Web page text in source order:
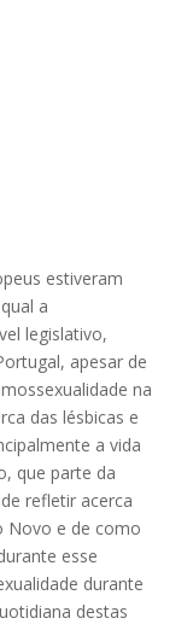
estiveram
a
legislativo,
apesar de
na
das lésbicas e
a vida
que parte da
refletir acerca
Novo e de como
esse
durante
destas